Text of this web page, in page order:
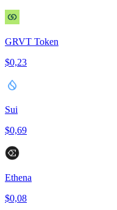
GRVT Token
$0,23
Sui
$0,69
Ethena
$0,08